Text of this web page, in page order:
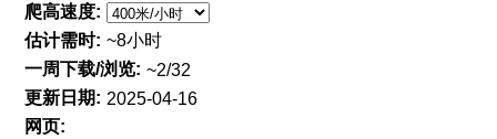
爬高速度:
估计需时: ~8小时
一周下载/浏览: ~2/32
更新日期: 2025-04-16
网页: